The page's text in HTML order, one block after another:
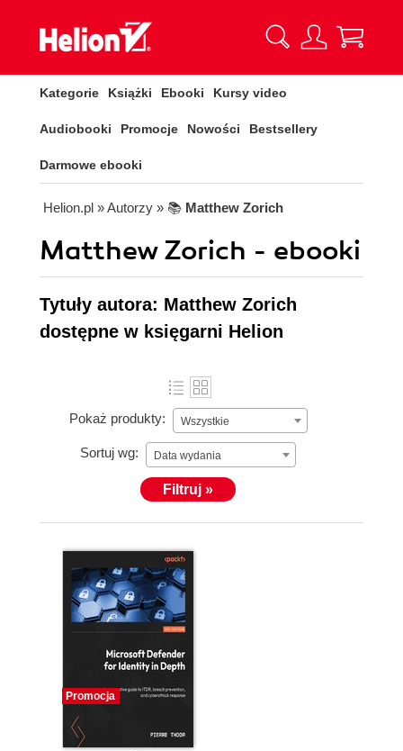
Kategorie Książki Ebooki Kursy video
Audiobooki Promocje Nowości Bestsellery
Darmowe ebooki
Helion.pl » Autorzy » 📚 Matthew Zorich
Matthew Zorich - ebooki
Tytuły autora: Matthew Zorich
dostępne w księgarni Helion
Pokaż produkty: Wszystkie
Sortuj wg: Data wydania
Filtruj »
Promocja